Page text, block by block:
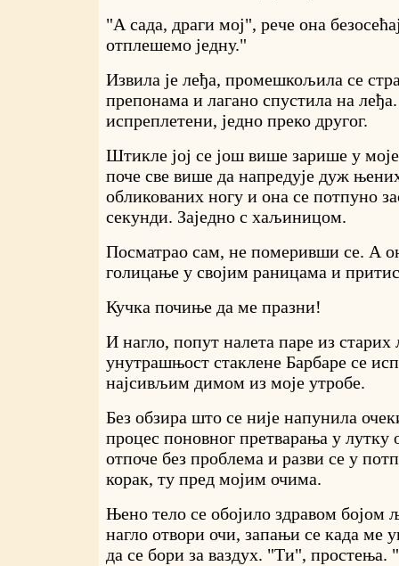
"А сада, драги мој", рече она
отплешемо једну."
Извила је леђа, промешкољила се
препонама и лагано спустила на
испреплетени, једно преко другог.
Штикле јој се још више зарише у
поче све више да напредује дуж
обликованих ногу и она се потпуно
секунди. Заједно с хаљиницом.
Посматрао сам, не померивши се. А
голицање у својим раницама и
Кучка почиње да ме празни!
И нагло, попут налета паре из старих
унутрашњост стаклене Барбаре се
најсивљим димом из моје утробе.
Без обзира што се није напунила
процес поновног претварања у лутку
отпоче без проблема и разви се у
корак, ту пред мојим очима.
Њено тело се обојило здравом бојом
нагло отвори очи, запањи се када ме
да се бори за ваздух. "Ти",